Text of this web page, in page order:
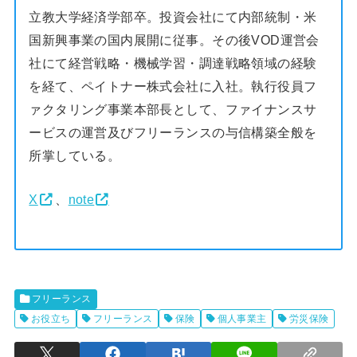
立教大学経済学部卒。投資会社にて内部統制・米
国新興事業の国内展開に従事。その後VOD運営会
社にて経営戦略・機械学習・調達戦略領域の経験
を経て、ペイトナー株式会社に入社。執行役員フ
ァクタリング事業本部長として、ファイナンスサ
ービスの運営及びフリーランスの与信構築全般を
所掌している。
X note
フリーランス
お役立ち
フリーランス 保険 個人事業主 労災保険